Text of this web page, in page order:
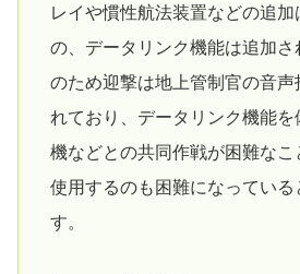
レイや慣性航法装置などの追
の、データリンク機能は追加さ
のため迎撃は地上管制官の音声
れており、データリンク機能を
機などとの共同作戦が困難な
使用するのも困難になっている
す。